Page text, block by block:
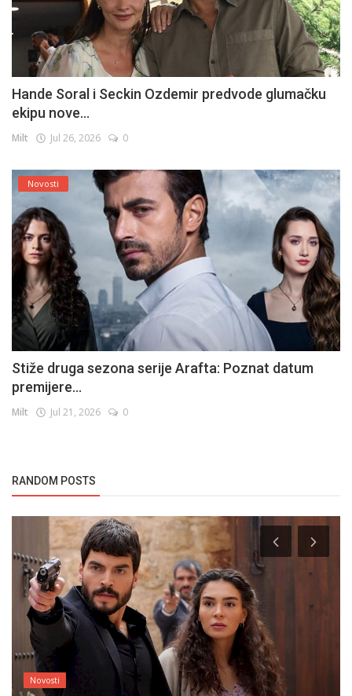
Hande Soral i Seckin Ozdemir predvode glumačku
ekipu nove...
Milt Jul 26, 2026 0
Novosti
Stiže druga sezona serije Arafta: Poznat datum
premijere...
Milt Jul 21, 2026 0
RANDOM POSTS
Novosti